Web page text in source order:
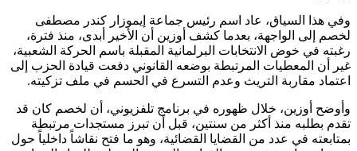
وفي هذا السياق، عاد اسم رئيس جماعة إيموزار كندر مصطفى
لخصم
إلى الواجهة، بعدما كشف أوزين أن الأخير أبدى، منذ فترة،
رغبته في خوض الانتخابات البرلمانية المقبلة باسم الحركة الشعبية،
غير أن المعطيات المرتبطة بوضعه القانوني دفعت قيادة الحزب إلى
اعتماد مقاربة التريث وعدم التسرع في الحسم في ملف تزكيته.
وأوضح أوزين، خلال ظهوره في برنامج تلفزيوني، أن لخصم كان قد
تقدم بطلبه منذ أكثر من سنتين، قبل أن تبرز مستجدات مرتبطة
بمتابعته في عدد من القضايا القضائية، وهو ما فتح نقاشاً داخلياً حول